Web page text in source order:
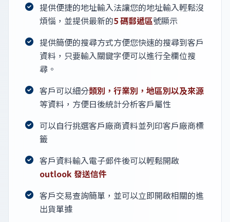
提供便捷的地址輸入法讓您的地址輸入輕鬆沒
煩惱，並提供最新的5 碼郵遞區號顯示
提供簡便的搜尋方式方便您快速的搜尋到客戶
資料，只要輸入關鍵字便可以進行全欄位搜
尋。
客戶可以細分類別，行業別，地區別以及來源
等資料，方便日後統計分析客戶屬性
可以自行挑選客戶廠商資料並列印客戶廠商標
籤
客戶資料輸入電子郵件後可以輕鬆開啟
outlook 發送信件
客戶交易查詢簡單，並可以立即開啟相關的進
出貨單據